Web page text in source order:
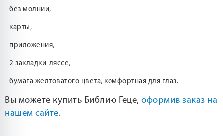
- без молнии,
- карты,
- приложения,
- 2 закладки-ляссе,
- бумага желтоватого цвета, комфортная для глаз.
Вы можете купить Библию Геце, оформив заказ на
нашем сайте.